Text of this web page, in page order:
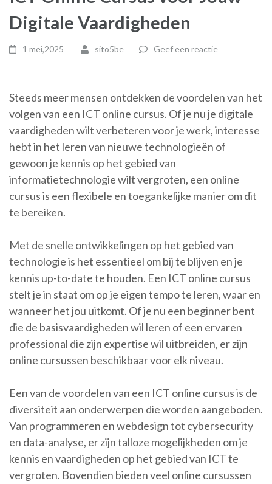
Digitale Vaardigheden
1 mei,2025 sito5be Geef een reactie
Steeds meer mensen ontdekken de voordelen van het
volgen van een ICT online cursus. Of je nu je digitale
vaardigheden wilt verbeteren voor je werk, interesse
hebt in het leren van nieuwe technologieën of
gewoon je kennis op het gebied van
informatietechnologie wilt vergroten, een online
cursus is een flexibele en toegankelijke manier om dit
te bereiken.
Met de snelle ontwikkelingen op het gebied van
technologie is het essentieel om bij te blijven en je
kennis up-to-date te houden. Een ICT online cursus
stelt je in staat om op je eigen tempo te leren, waar en
wanneer het jou uitkomt. Of je nu een beginner bent
die de basisvaardigheden wil leren of een ervaren
professional die zijn expertise wil uitbreiden, er zijn
online cursussen beschikbaar voor elk niveau.
Een van de voordelen van een ICT online cursus is de
diversiteit aan onderwerpen die worden aangeboden.
Van programmeren en webdesign tot cybersecurity
en data-analyse, er zijn talloze mogelijkheden om je
kennis en vaardigheden op het gebied van ICT te
vergroten. Bovendien bieden veel online cursussen